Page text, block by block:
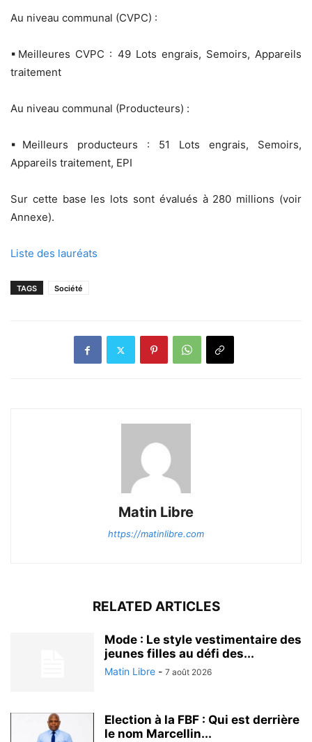
Au niveau communal (CVPC) :
▪Meilleures CVPC : 49 Lots engrais, Semoirs, Appareils
traitement
Au niveau communal (Producteurs) :
▪Meilleurs producteurs : 51 Lots engrais, Semoirs,
Appareils traitement, EPI
Sur cette base les lots sont évalués à 280 millions (voir
Annexe).
Liste des lauréats
TAGS Société
Matin Libre
https://matinlibre.com
RELATED ARTICLES
Mode : Le style vestimentaire des
jeunes filles au défi des...
Matin Libre - 7 août 2026
Election à la FBF : Qui est derrière
le nom Marcellin...